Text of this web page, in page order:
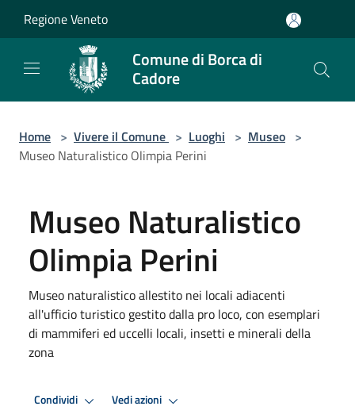
Regione Veneto
Comune di Borca di
Cadore
Home > Vivere il Comune > Luoghi > Museo >
Museo Naturalistico Olimpia Perini
Museo Naturalistico
Olimpia Perini
Museo naturalistico allestito nei locali adiacenti
all'ufficio turistico gestito dalla pro loco, con esemplari
di mammiferi ed uccelli locali, insetti e minerali della
zona
Condividi Vedi azioni